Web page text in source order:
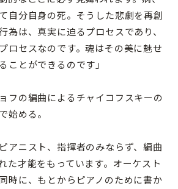
自分自身の死。そうした悲劇を再創
為は、真実に迫るプロセスであり、
ロセスなのです。魂はその美に魅せ
ことができるのです」
フの編曲によるチャイコフスキーの
始める。
アニスト、指揮者のみならず、編曲
た才能をもっています。オーケスト
時に、もとからピアノのために書か